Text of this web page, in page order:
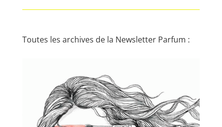
Toutes les archives de la Newsletter Parfum :